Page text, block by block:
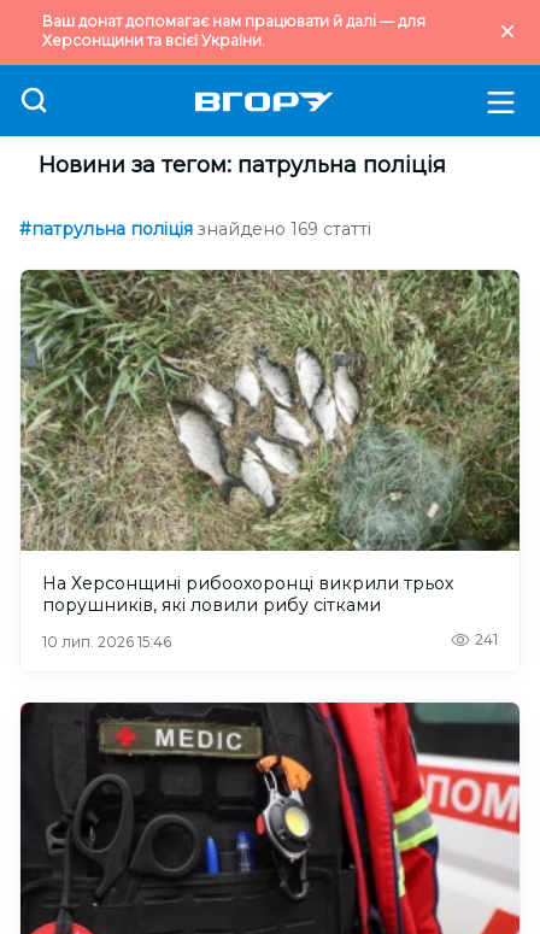
Ваш донат допомагає нам працювати й далі — для
Херсонщини та всієї України.
Новини за тегом: патрульна поліція
#патрульна поліція знайдено 169 статті
На Херсонщині рибоохоронці викрили трьох
порушників, які ловили рибу сітками
10 лип. 2026 15:46 241